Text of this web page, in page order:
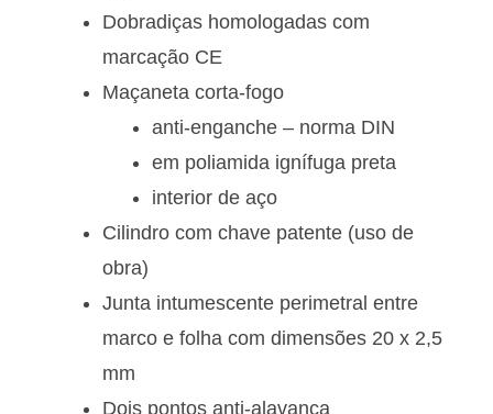
Dobradiças homologadas com
marcação CE
Maçaneta corta-fogo
anti-enganche – norma DIN
em poliamida ignífuga preta
interior de aço
Cilindro com chave patente (uso de
obra)
Junta intumescente perimetral entre
marco e folha com dimensões 20 x 2,5
mm
Dois pontos anti-alavanca